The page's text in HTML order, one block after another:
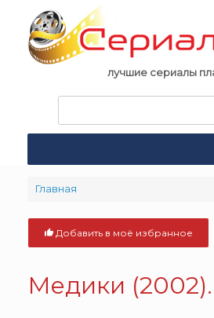
content
лучшие сериалы
поиска:
Главная
Добавить в моё избранное
Медики